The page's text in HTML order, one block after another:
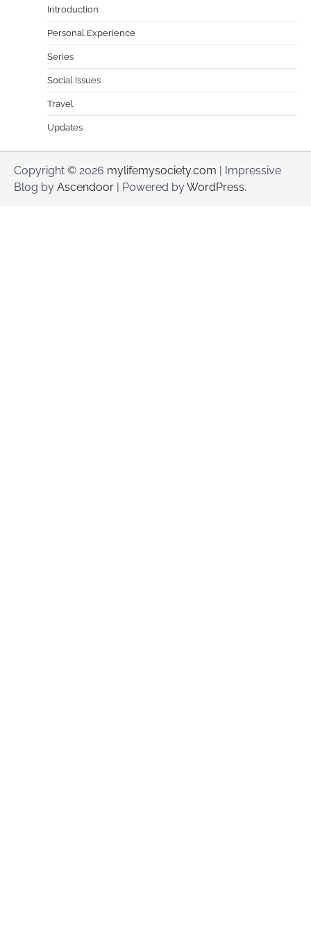
Introduction
Personal Experience
Series
Social Issues
Travel
Updates
Copyright © 2026 mylifemysociety.com | Impressive
Blog by Ascendoor | Powered byWordPress.